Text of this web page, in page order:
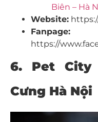
Biên – Hà
Website:
Fanpage:
https://
6. Pet City
Cưng Hà Nội